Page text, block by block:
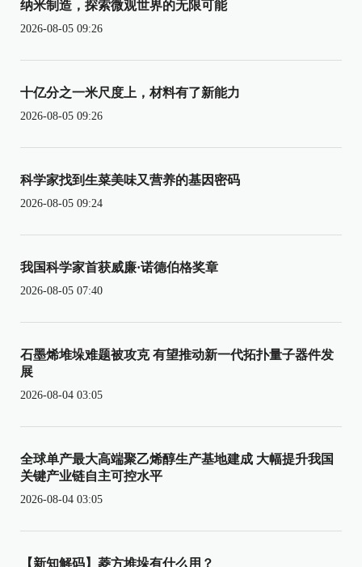
纳米制造，探索微观世界的无限可能
2026-08-05 09:26
十亿分之一米尺度上，材料有了新能力
2026-08-05 09:26
科学家找到生菜美味又营养的基因密码
2026-08-05 09:24
我国科学家首获威廉·诺德伯格奖章
2026-08-05 07:40
石墨烯堆垛难题被攻克 有望推动新一代拓扑量子器件发
展
2026-08-04 03:05
全球单产最大高端聚乙烯醇生产基地建成 大幅提升我国
关键产业链自主可控水平
2026-08-04 03:05
【新知解码】菱方堆垛有什么用？